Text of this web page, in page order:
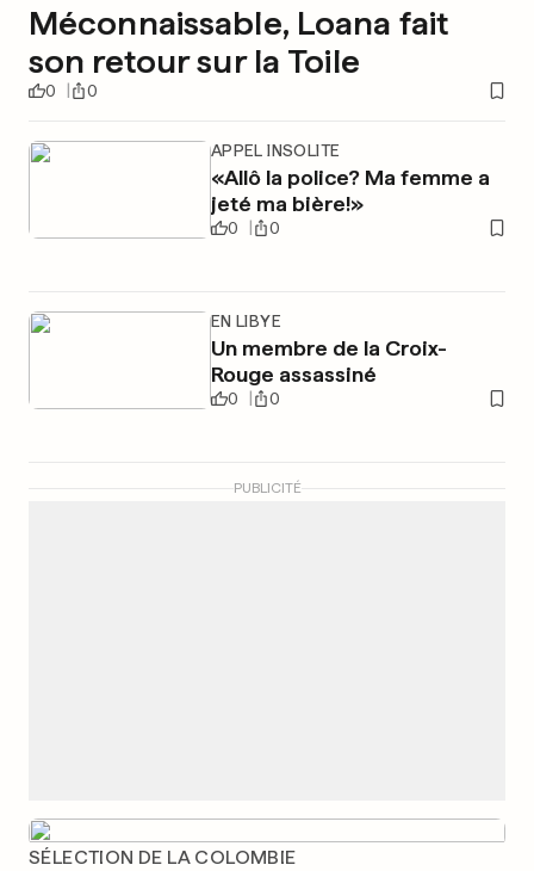
Méconnaissable, Loana fait
son retour sur la Toile
0 0
APPEL INSOLITE
«Allô la police? Ma femme a
jeté ma bière!»
0 0
EN LIBYE
Un membre de la Croix-
Rouge assassiné
0 0
PUBLICITÉ
SÉLECTION DE LA COLOMBIE